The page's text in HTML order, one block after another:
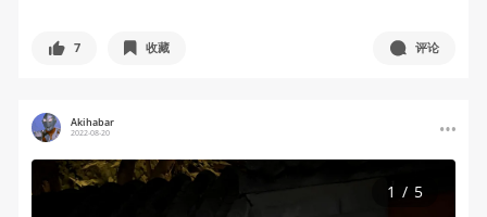
7 收藏 评论
Akihabar
2022-08-20
1 / 5